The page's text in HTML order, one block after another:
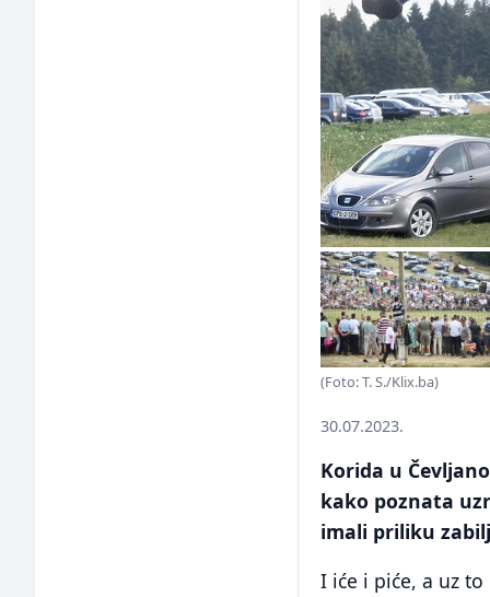
(Foto: T. S./Klix.ba)
30.07.2023.
Korida u
kako poznata
imali priliku
I iće i piće, a uz